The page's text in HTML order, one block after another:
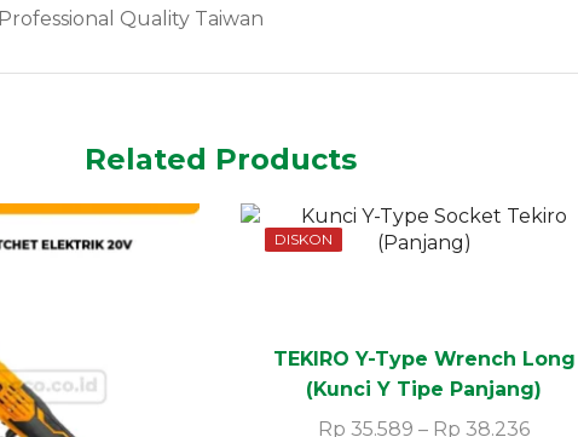
Professional Quality Taiwan
Related Products
DISKON
TEKIRO Y-Type Wrench Long
(Kunci Y Tipe Panjang)
Rp 35.589 – Rp 38.236